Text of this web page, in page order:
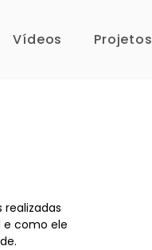
Vídeos Projetos
realizadas
e como ele